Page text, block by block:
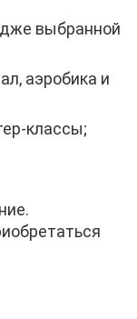
вы­бран­ной
аэро­би­ка и
клас­сы;